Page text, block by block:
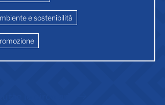
e sostenibilità